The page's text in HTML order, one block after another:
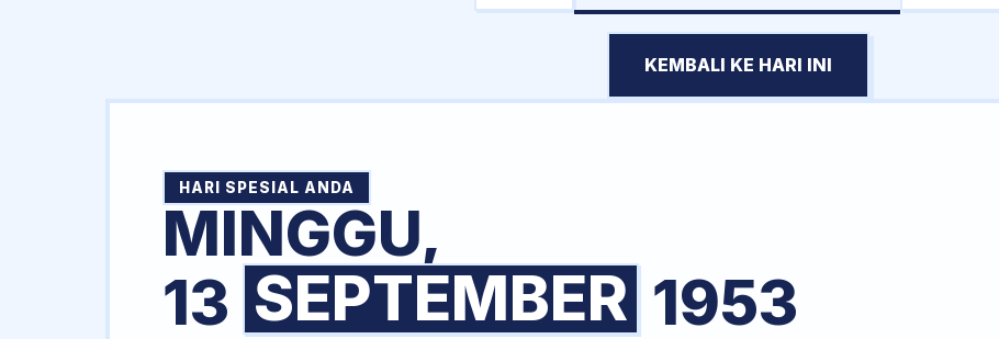
KEMBALI KE HARI INI
HARI SPESIAL ANDA
MINGGU,
13 SEPTEMBER 1953